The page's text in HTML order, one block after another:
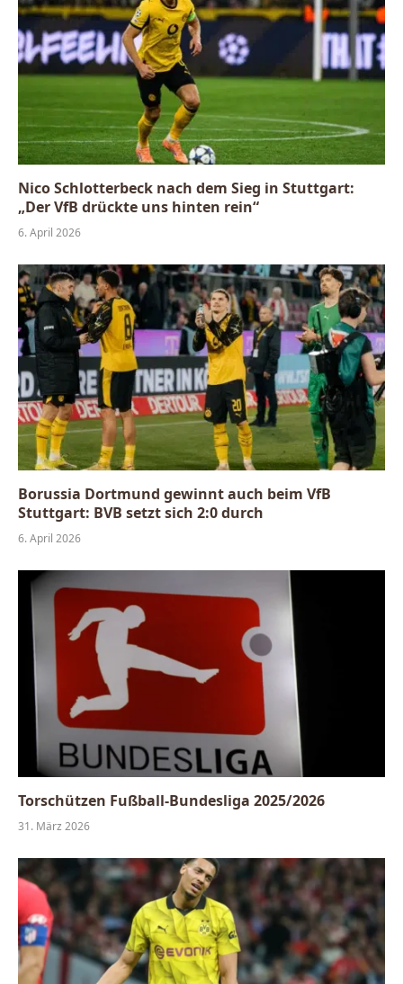
Nico Schlotterbeck nach dem Sieg in Stuttgart:
„Der VfB drückte uns hinten rein“
6. April 2026
Borussia Dortmund gewinnt auch beim VfB
Stuttgart: BVB setzt sich 2:0 durch
6. April 2026
Torschützen Fußball-Bundesliga 2025/2026
31. März 2026